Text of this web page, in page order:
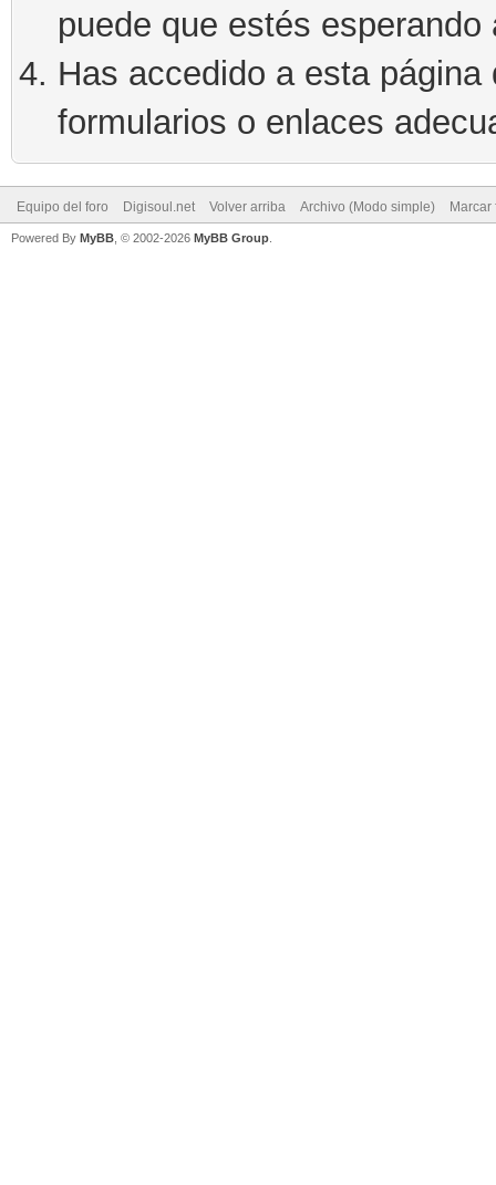
puede que estés esperando
Has accedido a esta
formularios o enlaces
Equipo del foro Digisoul.net Volver arriba Archivo (Modo simple)
Powered By MyBB , © 2002-2026 MyBB Group